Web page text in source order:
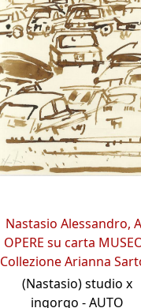
Nastasio Alessandro,
OPERE su carta
Collezione Arianna
(Nastasio) studio x
ingorgo - AUTO